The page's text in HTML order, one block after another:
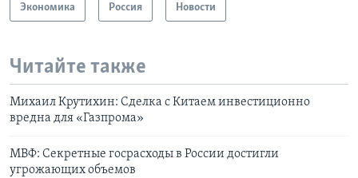
Экономика Россия Новости
Читайте также
Михаил Крутихин: Сделка с Китаем инвестиционно
вредна для «Газпрома»
МВФ: Cекретные госрасходы в России достигли
угрожающих объемов